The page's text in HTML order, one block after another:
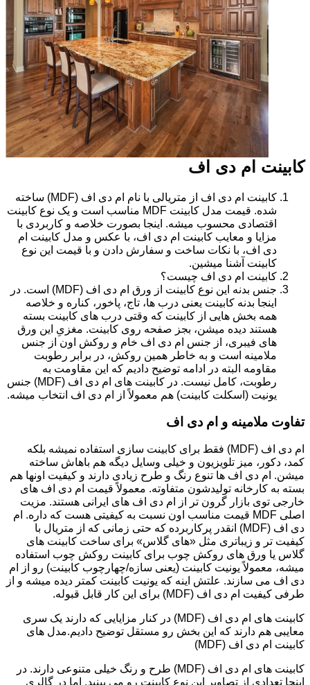
کابینت ام دی اف
کابینت ام دی اف از متریالی با نام ام دی اف (MDF) ساخته
شده. قیمت مدل کابینت MDF مناسب است و یک نوع کابینت
اقتصادی محسوب میشه. اینجا بصورت خلاصه و کاربردی با
مزایا و معایب کابینت ام دی اف، با عکس و مدل کابینت ام
دی اف، با نکات ساخت و سفارش دادن و با قیمت این نوع
کابینت آشنا میشین.
کابینت ام دی اف چیست؟
جنس بدنه این نوع کابینت از ورق ام دی اف (MDF) است. در
اینجا بدنه کابینت یعنی درب ها، تاج، پاخور، کناره و خلاصه
همه بخش هایی از کابینت که وقتی درب های کابینت بسته
هستند دیده میشن، بجز صفحه روی کابینت. مغزیِ این ورق
های فیبری، از جنس ام دی اف خام و روکش اون از جنس
ملامینه است و به خاطر همین روکش، در برابر رطوبت
مقاومه البته در ادامه توضیح دادیم که این مقاومت به
رطوبت، کامل نیست. در کابینت های ام دی اف (MDF) جنس
یونیت (اسکلت کابینت) هم معمولاً از ام دی اف انتخاب میشه.
تفاوت ملامینه و ام دی اف
ام دی اف (MDF) فقط برای کابینت سازی استفاده نمیشه بلکه
کمد، دکور، میز تلویزیون و خیلی وسایل دیگه هم باهاش ساخته
میشن. ام دی اف ها تنوع رنگ و طرح زیادی دارند و کیفیت اونها هم
بسته به کارخانه تولیدشون متفاوته. معمولاً قیمت ام دی اف های
خارجی توی بازار گرون تر از ام دی اف های ایرانی هستند. مزیت
اصلی MDF قیمت مناسب اون نسبت به کیفیتی هست که داره. ام
دی اف (MDF) انقدر پرکاربرده که حتی زمانی که از متریال با
کیفیت تر و زیباتری مثل «های گلاس» برای ساخت کابینت های
گلاس یا ورق های روکش چوب برای کابینت روکش چوب استفاده
میشه، معمولاً یونیت کابینت (یعنی سازه/چهارچوب کابینت) رو از ام
دی اف می سازند. علتش اینه که یونیت کابینت کمتر دیده میشه و از
طرفی کیفیت ام دی اف (MDF) برای این کار قابل قبوله.
کابینت های ام دی اف (MDF) در کنار مزایایی که دارند یک سری
معایبی هم دارند که این بخش رو مستقل توضیح دادیم.مدل های
کابینت ام دی اف (MDF)
کابینت های ام دی اف (MDF) طرح و رنگ خیلی متنوعی دارند. در
اینجا تعدادی از تصاویر این نوع کابینت رو می بینید. اما در گالری